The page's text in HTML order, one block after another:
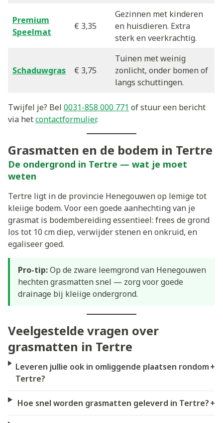
Premium
Speelmat
€ 3,35
Gezinnen met kinderen
en huisdieren. Extra
sterk en veerkrachtig.
Schaduwgras € 3,75
Tuinen met weinig
zonlicht, onder bomen of
langs schuttingen.
Twijfel je? Bel 0031-858 000 771 of stuur een bericht
via hetcontactformulier.
Grasmatten en de bodem in Tertre
De ondergrond in Tertre — wat je moet
weten
Tertre ligt in de provincie Henegouwen op lemige tot
kleiige bodem. Voor een goede aanhechting van je
grasmat is bodembereiding essentieel: frees de grond
los tot 10 cm diep, verwijder stenen en onkruid, en
egaliseer goed.
Pro-tip:Op de zware leemgrond van Henegouwen
hechten grasmatten snel — zorg voor goede
drainage bij kleiige ondergrond.
Veelgestelde vragen over
grasmatten in Tertre
Leveren jullie ook in omliggende plaatsen rondom
Tertre?
+
Hoe snel worden grasmatten geleverd in Tertre?+